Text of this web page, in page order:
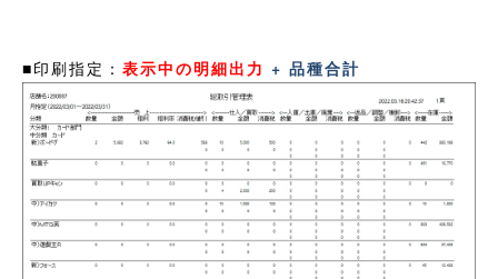
■印刷指定： 表示中の明細出力 + 品種合計